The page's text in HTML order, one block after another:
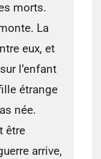
morts.
La
eux, et
l’enfant
étrange
née.
être
arrive,